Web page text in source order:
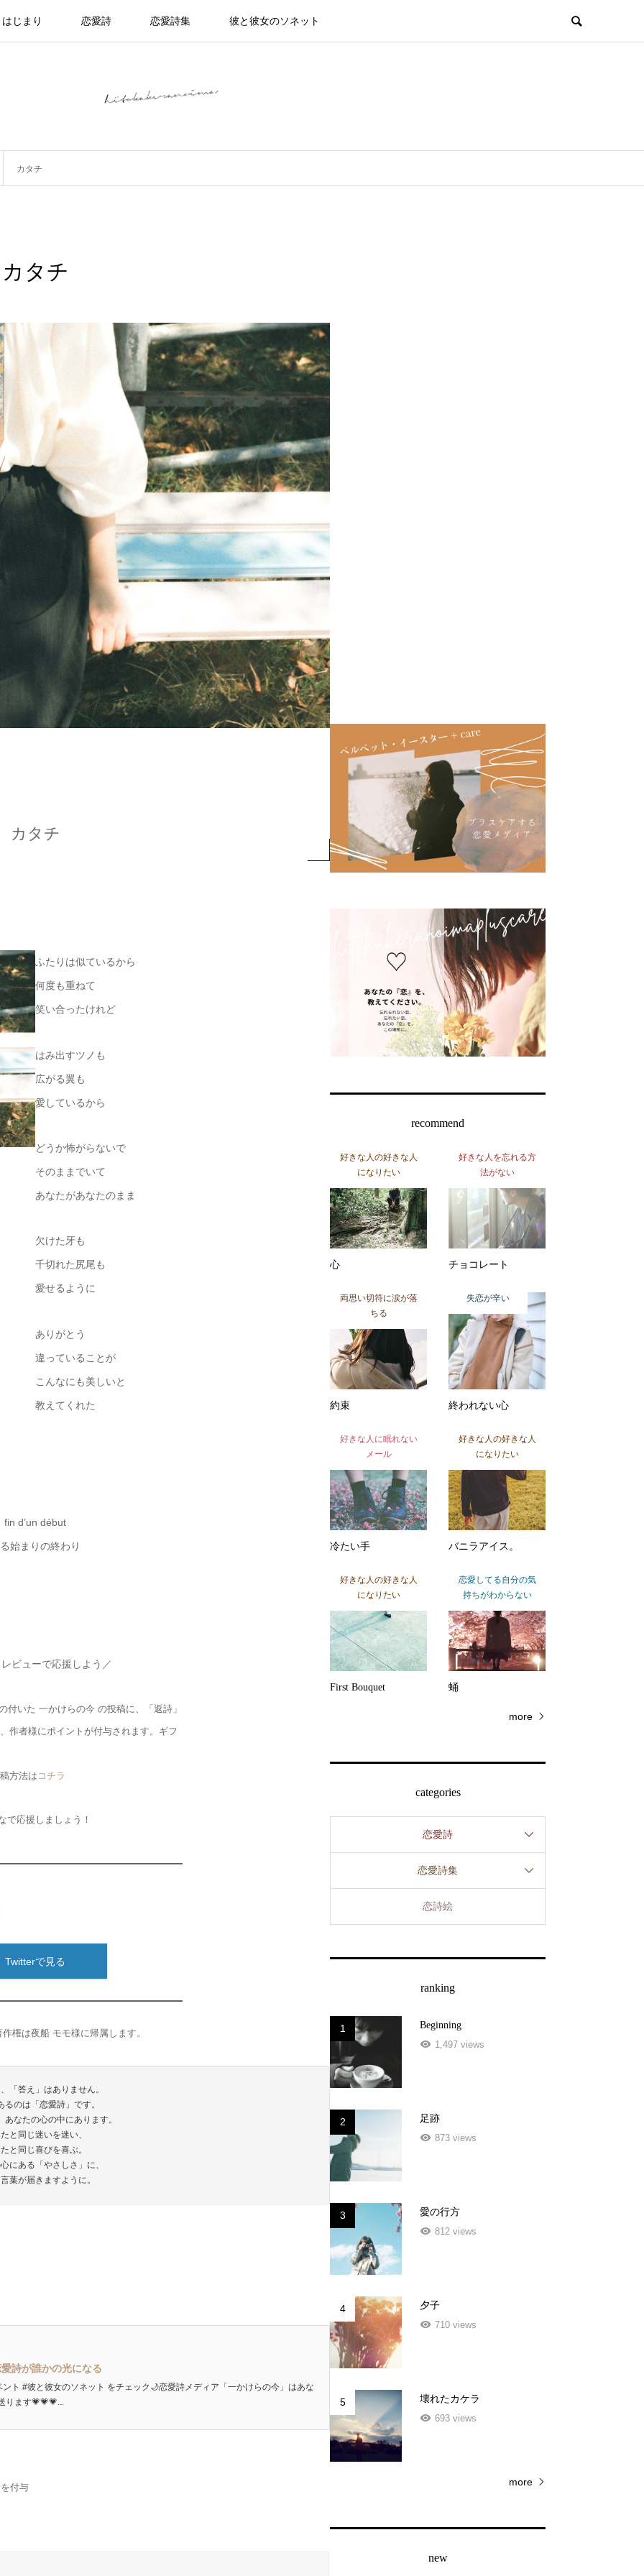
はじまり 恋愛詩 恋愛詩集 彼と彼女のソネット
カタチ
カタチ
カタチ
ふたりは似ているから
何度も重ねて
笑い合ったけれど
はみ出すツノも
広がる翼も
愛しているから
どうか怖がらないで
そのままでいて
あなたがあなたのまま
欠けた牙も
千切れた尻尾も
愛せるように
ありがとう
違っていることが
こんなにも美しいと
教えてくれた
fin d’un début
始まりの終わり
ビューで応援しよう／
付いた 一かけらの今 の投稿に、「返詩」
作者様にポイントが付与されます。ギフ
方法は コチラ
で応援しましょう！
Twitterで見る
権は夜船 モモ様に帰属します。
「答え」はありません。
るのは「恋愛詩」です。
あなたの心の中にあります。
と同じ迷いを迷い、
と同じ喜びを喜ぶ。
にある「やさしさ」に、
葉が届きますように。
詩が誰かの光になる
ト #彼と彼女のソネット をチェック🌙恋愛詩メディア「一かけらの今」はあな
ります💗💗💗...
付与
recommend
好きな人の好きな人
になりたい
心
好きな人を忘れる方
法がない
チョコレート
両思い切符に涙が落
ちる
約束
失恋が辛い
終われない心
好きな人に眠れない
メール
冷たい手
好きな人の好きな人
になりたい
バニラアイス。
好きな人の好きな人
になりたい
First Bouquet
恋愛してる自分の気
持ちがわからない
蛹
more
categories
恋愛詩
恋愛詩集
恋詩絵
ranking
1
Beginning
1,497 views
2
足跡
873 views
3
愛の行方
812 views
4
夕子
710 views
5
壊れたカケラ
693 views
more
new